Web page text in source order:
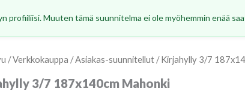
profiiliisi. Muuten tämä suunnitelma ei ole myöhemmin enää
/Verkkokauppa /Asiakas-suunnitellut / Kirjahylly 3/7
3/7 187x140cm Mahonki